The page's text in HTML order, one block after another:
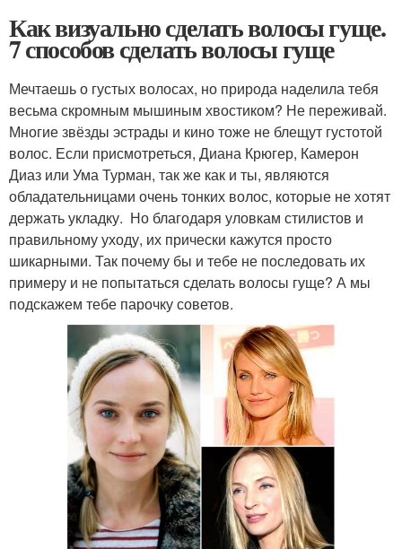
Как визуально сделать волосы гуще.
7 способов сделать волосы гуще
Мечтаешь о густых волосах, но природа наделила тебя
весьма скромным мышиным хвостиком? Не переживай.
Многие звёзды эстрады и кино тоже не блещут густотой
волос. Если присмотреться, Диана Крюгер, Камерон
Диаз или Ума Турман, так же как и ты, являются
обладательницами очень тонких волос, которые не хотят
держать укладку. Но благодаря уловкам стилистов и
правильному уходу, их прически кажутся просто
шикарными. Так почему бы и тебе не последовать их
примеру и не попытаться сделать волосы гуще? А мы
подскажем тебе парочку советов.